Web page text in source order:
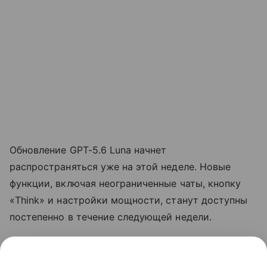
Обновление GPT-5.6 Luna начнет
распространяться уже на этой неделе. Новые
функции, включая неограниченные чаты, кнопку
«Think» и настройки мощности, станут доступны
постепенно в течение следующей недели.